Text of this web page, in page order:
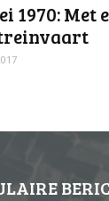
1970: Met